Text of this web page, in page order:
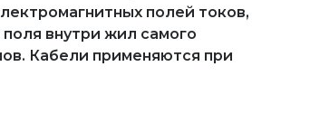
полей токов,
внутри жил самого
Кабели применяются при